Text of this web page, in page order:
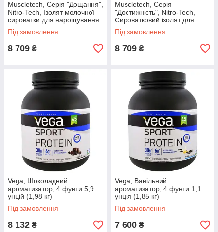
Muscletech, Серія "Дощання",
Nitro-Tech, Ізолят молочної
сироватки для нарощування
сухої м'язової маси, Ваніль,
10 фунтів (4,54 кг)
Під замовлення
8 709 ₴
Muscletech, Серія
"Достижність", Nitro-Tech,
Сироватковий ізолят для
формування сухої м'язової
маси, Молочний шоколад, 10
Під замовлення
8 709 ₴
Vega, Шоколадний
ароматизатор, 4 фунти 5,9
унцій (1,98 кг)
Під замовлення
8 132 ₴
Vega, Ванільний
ароматизатор, 4 фунти 1,1
унція (1,85 кг)
Під замовлення
7 600 ₴